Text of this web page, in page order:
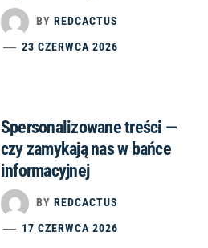
BY REDCACTUS
23 CZERWCA 2026
Spersonalizowane treści —
czy zamykają nas w bańce
informacyjnej
BY REDCACTUS
17 CZERWCA 2026